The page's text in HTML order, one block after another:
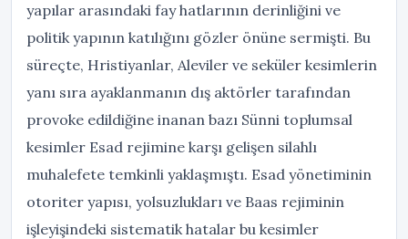
yapılar arasındaki fay hatlarının derinliğini ve
politik yapının katılığını gözler önüne sermişti. Bu
süreçte, Hristiyanlar, Aleviler ve seküler kesimlerin
yanı sıra ayaklanmanın dış aktörler tarafından
provoke edildiğine inanan bazı Sünni toplumsal
kesimler Esad rejimine karşı gelişen silahlı
muhalefete temkinli yaklaşmıştı. Esad yönetiminin
otoriter yapısı, yolsuzlukları ve Baas rejiminin
işleyişindeki sistematik hatalar bu kesimler